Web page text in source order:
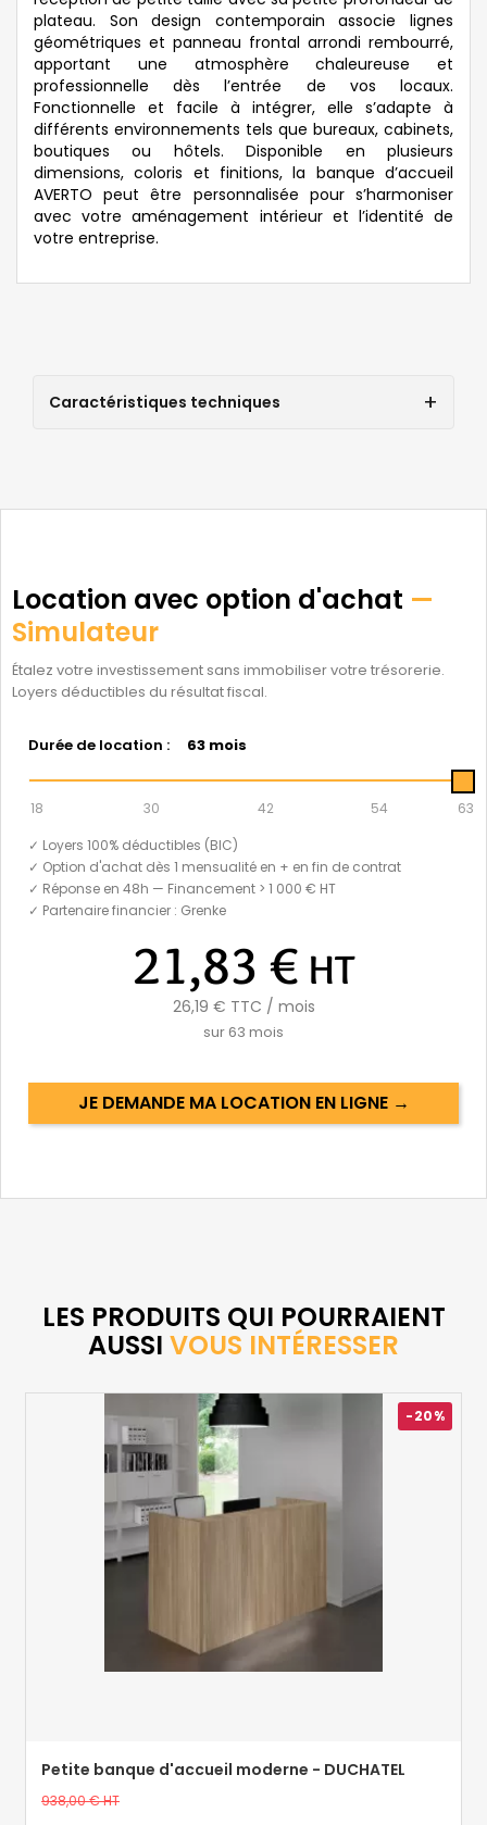
plateau. Son design contemporain associe lignes
géométriques et panneau frontal arrondi rembourré,
apportant une atmosphère chaleureuse et
professionnelle dès l’entrée de vos locaux.
Fonctionnelle et facile à intégrer, elle s’adapte à
différents environnements tels que bureaux, cabinets,
boutiques ou hôtels. Disponible en plusieurs
dimensions, coloris et finitions, la banque d’accueil
AVERTO peut être personnalisée pour s’harmoniser
avec votre aménagement intérieur et l’identité de
votre entreprise.
Caractéristiques techniques
Location avec option d'achat —
Simulateur
Étalez votre investissement sans immobiliser votre trésorerie.
Loyers déductibles du résultat fiscal.
Durée de location : 63 mois
18 30 42 54
63
✓ Loyers 100% déductibles (BIC)
✓ Option d'achat dès 1 mensualité en + en fin de contrat
✓ Réponse en 48h — Financement > 1 000 € HT
✓ Partenaire financier : Grenke
21,83 € HT
26,19 € TTC / mois
sur 63 mois
JE DEMANDE MA LOCATION EN LIGNE →
LES PRODUITS QUI POURRAIENT
AUSSI VOUS INTÉRESSER
-20%
Petite banque d'accueil moderne - DUCHATEL
Prix
938,00 €HT